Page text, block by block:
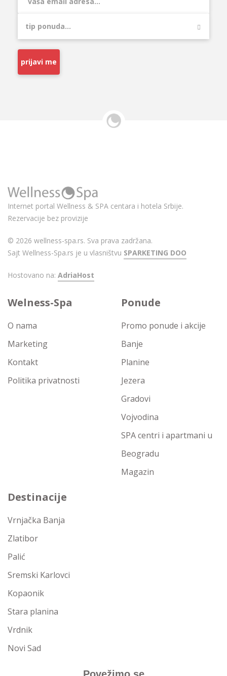
prijavi me
Internet portal Wellness & SPA centara i hotela Srbije.
Rezervacije bez provizije
© 2026 wellness-spa.rs. Sva prava zadržana.
Sajt Wellness-Spa.rs je u vlasništvu SPARKETING DOO
Hostovano na: AdriaHost
Welness-Spa
O nama
Marketing
Kontakt
Politika privatnosti
Ponude
Promo ponude i akcije
Banje
Planine
Jezera
Gradovi
Vojvodina
SPA centri i apartmani u
Beogradu
Magazin
Destinacije
Vrnjačka Banja
Zlatibor
Palić
Sremski Karlovci
Kopaonik
Stara planina
Vrdnik
Novi Sad